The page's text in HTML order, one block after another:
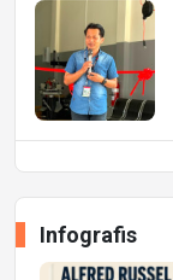
Infografis